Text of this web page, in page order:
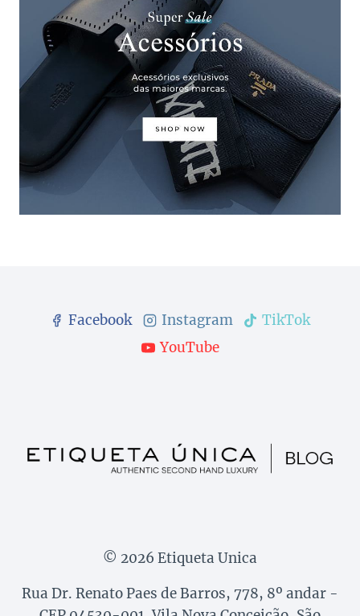
Facebook Instagram
TikTok
YouTube
© 2026 Etiqueta Unica
Rua Dr. Renato Paes de Barros, 778, 8º andar -